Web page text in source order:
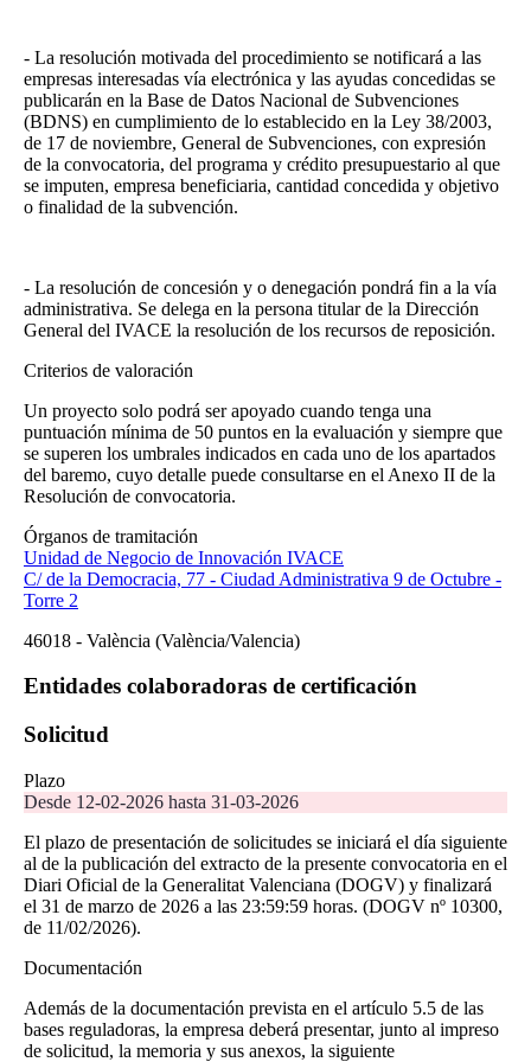
- La resolución motivada del procedimiento se notificará a las
empresas interesadas vía electrónica y las ayudas concedidas se
publicarán en la Base de Datos Nacional de Subvenciones
(BDNS) en cumplimiento de lo establecido en la Ley 38/2003,
de 17 de noviembre, General de Subvenciones, con expresión
de la convocatoria, del programa y crédito presupuestario al que
se imputen, empresa beneficiaria, cantidad concedida y objetivo
o finalidad de la subvención.
- La resolución de concesión y o denegación pondrá fin a la vía
administrativa. Se delega en la persona titular de la Dirección
General del IVACE la resolución de los recursos de reposición.
Criterios de valoración
Un proyecto solo podrá ser apoyado cuando tenga una
puntuación mínima de 50 puntos en la evaluación y siempre que
se superen los umbrales indicados en cada uno de los apartados
del baremo, cuyo detalle puede consultarse en el Anexo II de la
Resolución de convocatoria.
Órganos de tramitación
Unidad de Negocio de Innovación IVACE
C/ de la Democracia, 77 - Ciudad Administrativa 9 de Octubre -
Torre 2
46018 - València (València/Valencia)
Entidades colaboradoras de certificación
Solicitud
Plazo
Desde 12-02-2026 hasta 31-03-2026
El plazo de presentación de solicitudes se iniciará el día siguiente
al de la publicación del extracto de la presente convocatoria en el
Diari Oficial de la Generalitat Valenciana (DOGV) y finalizará
el 31 de marzo de 2026 a las 23:59:59 horas. (DOGV nº 10300,
de 11/02/2026).
Documentación
Además de la documentación prevista en el artículo 5.5 de las
bases reguladoras, la empresa deberá presentar, junto al impreso
de solicitud, la memoria y sus anexos, la siguiente